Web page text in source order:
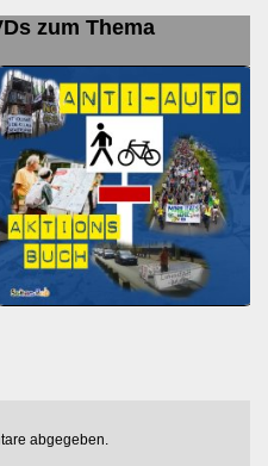
zum Thema
abgegeben.